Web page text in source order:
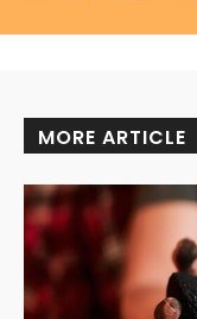
MORE ARTICLE